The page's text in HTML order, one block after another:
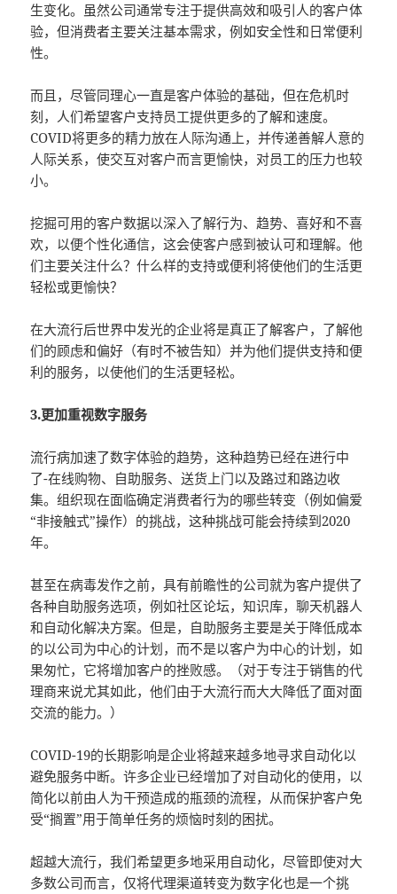
生变化。虽然公司通常专注于提供高效和吸引人的客户体
验，但消费者主要关注基本需求，例如安全性和日常便利
性。
而且，尽管同理心一直是客户体验的基础，但在危机时
刻，人们希望客户支持员工提供更多的了解和速度。
COVID将更多的精力放在人际沟通上，并传递善解人意的
人际关系，使交互对客户而言更愉快，对员工的压力也较
小。
挖掘可用的客户数据以深入了解行为、趋势、喜好和不喜
欢，以便个性化通信，这会使客户感到被认可和理解。他
们主要关注什么？什么样的支持或便利将使他们的生活更
轻松或更愉快？
在大流行后世界中发光的企业将是真正了解客户，了解他
们的顾虑和偏好（有时不被告知）并为他们提供支持和便
利的服务，以使他们的生活更轻松。
3.更加重视数字服务
流行病加速了数字体验的趋势，这种趋势已经在进行中
了-在线购物、自助服务、送货上门以及路过和路边收
集。组织现在面临确定消费者行为的哪些转变（例如偏爱
“非接触式”操作）的挑战，这种挑战可能会持续到2020
年。
甚至在病毒发作之前，具有前瞻性的公司就为客户提供了
各种自助服务选项，例如社区论坛，知识库，聊天机器人
和自动化解决方案。但是，自助服务主要是关于降低成本
的以公司为中心的计划，而不是以客户为中心的计划，如
果匆忙，它将增加客户的挫败感。（对于专注于销售的代
理商来说尤其如此，他们由于大流行而大大降低了面对面
交流的能力。）
COVID-19的长期影响是企业将越来越多地寻求自动化以
避免服务中断。许多企业已经增加了对自动化的使用，以
简化以前由人为干预造成的瓶颈的流程，从而保护客户免
受“搁置”用于简单任务的烦恼时刻的困扰。
超越大流行，我们希望更多地采用自动化，尽管即使对大
多数公司而言，仅将代理渠道转变为数字化也是一个挑